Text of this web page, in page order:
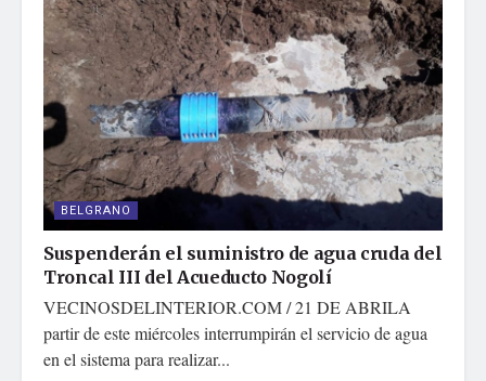
BELGRANO
Suspenderán el suministro de agua cruda del
Troncal III del Acueducto Nogolí
VECINOSDELINTERIOR.COM / 21 DE ABRILA
partir de este miércoles interrumpirán el servicio de agua
en el sistema para realizar...